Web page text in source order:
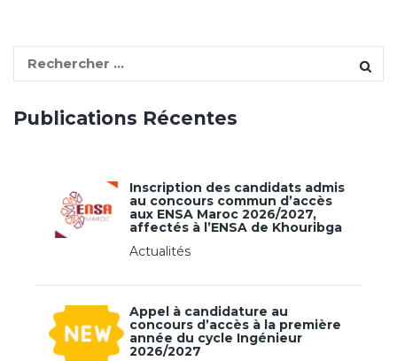
e
r
Publications Récentes
Inscription des candidats admis
au concours commun d’accès
aux ENSA Maroc 2026/2027,
affectés à l’ENSA de Khouribga
Actualités
Appel à candidature au
concours d’accès à la première
année du cycle Ingénieur
2026/2027